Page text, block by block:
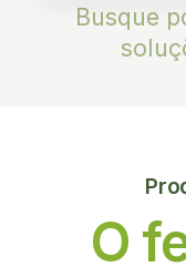
Busque
O